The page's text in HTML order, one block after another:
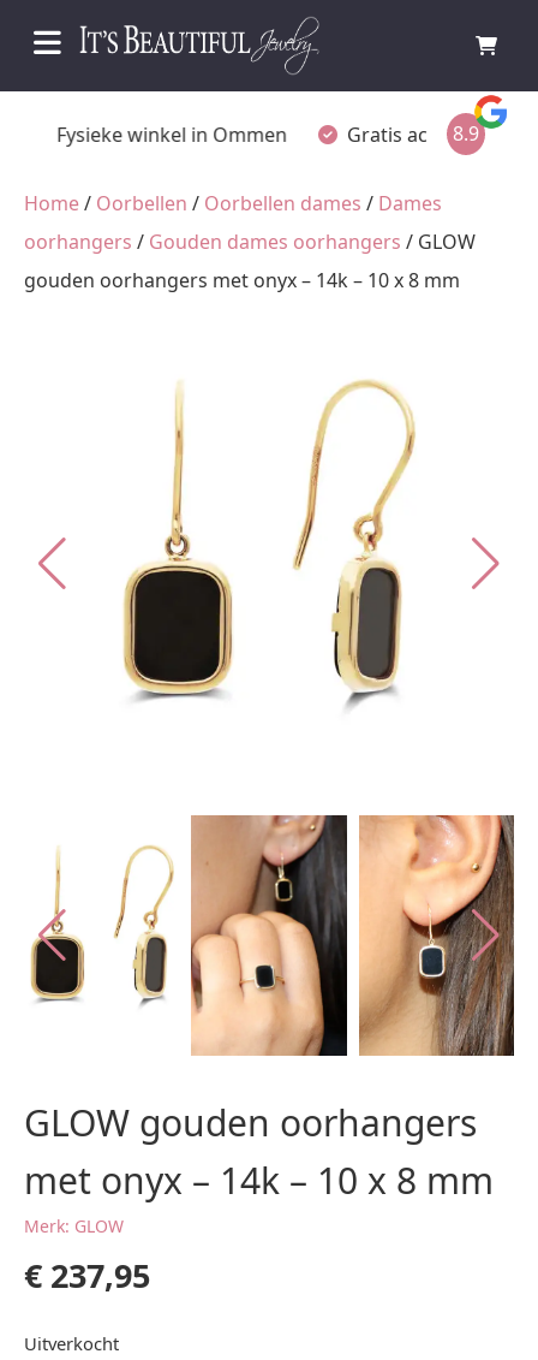
Fysieke winkel in Ommen Gratis achteraf betalen
8.9
Home/ Oorbellen / Oorbellen dames / Dames
oorhangers / Gouden dames oorhangers / GLOW
gouden oorhangers met onyx – 14k – 10 x 8 mm
GLOW gouden oorhangers
met onyx – 14k – 10 x 8 mm
Merk: GLOW
€ 237,95
Uitverkocht